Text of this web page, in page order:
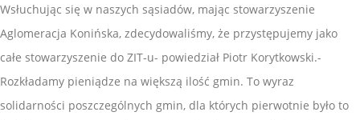
Wsłuchując się w naszych sąsiadów, mając stowarzyszenie
Aglomeracja Konińska, zdecydowaliśmy, że przystępujemy jako
całe stowarzyszenie do ZIT-u- powiedział Piotr Korytkowski.-
Rozkładamy pieniądze na większą ilość gmin. To wyraz
solidarności poszczególnych gmin, dla których pierwotnie było to